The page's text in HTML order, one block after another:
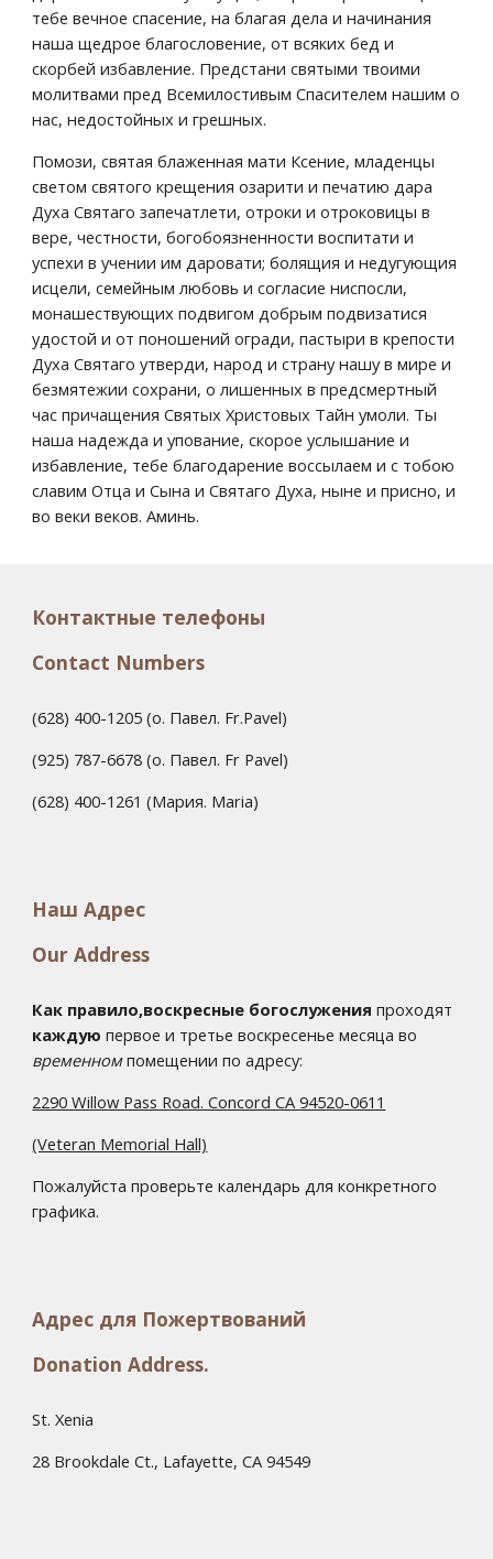
тебе вечное спасение, на благая дела и начинания
наша щедрое благословение, от всяких бед и
скорбей избавление. Предстани святыми твоими
молитвами пред Всемилостивым Спасителем нашим о
нас, недостойных и грешных.
Помози, святая блаженная мати Ксение, младенцы
светом святого крещения озарити и печатию дара
Духа Святаго запечатлети, отроки и отроковицы в
вере, честности, богобоязненности воспитати и
успехи в учении им даровати; болящия и недугующия
исцели, семейным любовь и согласие ниспосли,
монашествующих подвигом добрым подвизатися
удостой и от поношений огради, пастыри в крепости
Духа Святаго утверди, народ и страну нашу в мире и
безмятежии сохрани, о лишенных в предсмертный
час причащения Святых Христовых Тайн умоли. Ты
наша надежда и упование, скорое услышание и
избавление, тебе благодарение воссылаем и с тобою
славим Отца и Сына и Святаго Духа, ныне и присно, и
во веки веков. Аминь.
Контактные телефоны
Contact Numbers
(628) 400-1205 (о. Павел. Fr.Pavel)
(925) 787-6678 (о. Павел. Fr Pavel)
(628) 400-1261 (Мария. Maria)
Наш Адрес
Our Address
Как правило,воскресные богослужения проходят
каждуюпервое и третье воскресенье месяца во
временномпомещении по адресу:
2290 Willow Pass Road. Concord CA 94520-0611
(Veteran Memorial Hall)
Пожалуйста проверьте календарь для конкретного
графика.
Адрес для Пожертвований
Donation Address.
St. Xenia
28 Brookdale Ct., Lafayette, CA 94549